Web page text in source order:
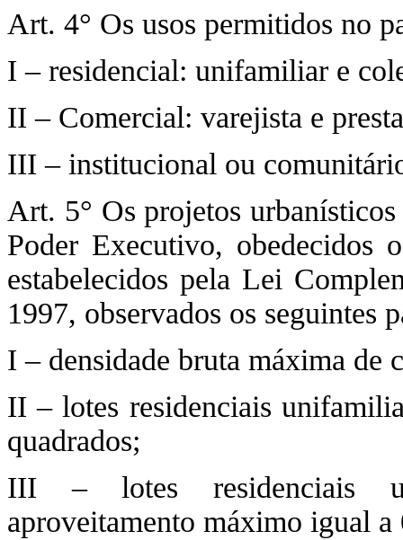
Art. 4° Os usos permitidos no
I – residencial: unifamiliar e
II – Comercial: varejista e
III – institucional ou
Art. 5° Os projetos
Poder Executivo, obedecidos
estabelecidos pela Lei
1997, observados os seguintes
I – densidade bruta máxima de
II – lotes residenciais
quadrados;
III – lotes residenciais
aproveitamento máximo igual a